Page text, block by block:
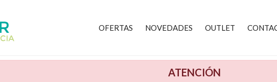
OFERTAS NOVEDADES OUTLET
ATENCIÓN